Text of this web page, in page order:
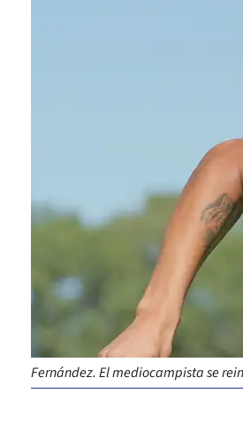
Fernández. El mediocampista se